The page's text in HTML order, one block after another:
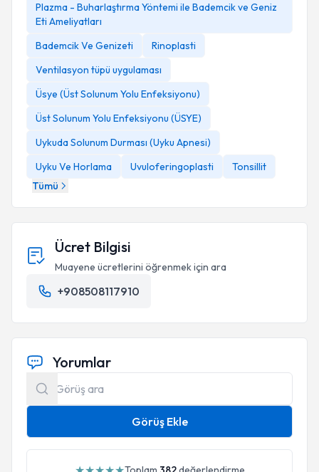
Plazma - Buharlaştırma Yöntemi ile Bademcik ve Geniz
Eti Ameliyatları
Bademcik Ve Genizeti
Rinoplasti
Ventilasyon tüpü uygulaması
Üsye (Üst Solunum Yolu Enfeksiyonu)
Üst Solunum Yolu Enfeksiyonu (ÜSYE)
Uykuda Solunum Durması (Uyku Apnesi)
Uyku Ve Horlama
Uvuloferingoplasti
Tonsillit
Tümü
Ücret Bilgisi
Muayene ücretlerini öğrenmek için ara
+908508117910
Yorumlar
Görüş Ekle